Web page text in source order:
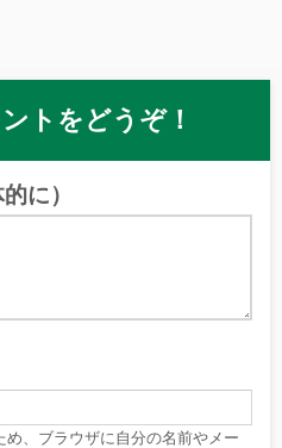
トをどうぞ！
に）
、ブラウザに自分の名前やメー